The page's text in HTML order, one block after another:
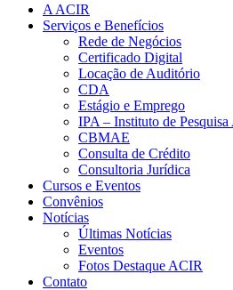
A ACIR
Serviços e Benefícios
Rede de Negócios
Certificado Digital
Locação de Auditório
CDA
Estágio e Emprego
IPA – Instituto de
CBMAE
Consulta de Crédito
Consultoria Jurídica
Cursos e Eventos
Convênios
Notícias
Últimas Notícias
Eventos
Fotos Destaque ACIR
Contato